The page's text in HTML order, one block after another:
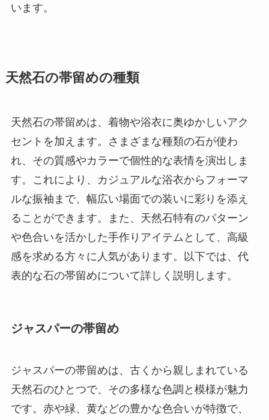
います。
天然石の帯留めの種類
天然石の帯留めは、着物や浴衣に奥ゆかしいアク
セントを加えます。さまざまな種類の石が使わ
れ、その質感やカラーで個性的な表情を演出しま
す。これにより、カジュアルな浴衣からフォーマ
ルな振袖まで、幅広い場面での装いに彩りを添え
ることができます。また、天然石特有のパターン
や色合いを活かした手作りアイテムとして、高級
感を求める方々に人気があります。以下では、代
表的な石の帯留めについて詳しく説明します。
ジャスパーの帯留め
ジャスパーの帯留めは、古くから親しまれている
天然石のひとつで、その多様な色調と模様が魅力
です。赤や緑、黄などの豊かな色合いが特徴で、